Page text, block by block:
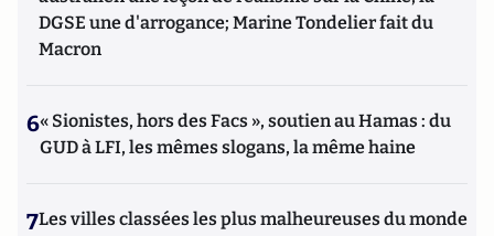
DGSE une d'arrogance; Marine Tondelier fait du
Macron
6« Sionistes, hors des Facs », soutien au Hamas : du
GUD à LFI, les mêmes slogans, la même haine
7Les villes classées les plus malheureuses du monde